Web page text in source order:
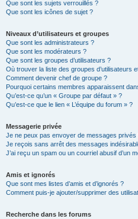
Que sont les sujets verrouillés ?
Que sont les icônes de sujet ?
Niveaux d’utilisateurs et groupes
Que sont les administrateurs ?
Que sont les modérateurs ?
Que sont les groupes d’utilisateurs ?
Où trouver la liste des groupes d’utilisateurs
Comment devenir chef de groupe ?
Pourquoi certains membres apparaissent
Qu’est-ce qu’un « Groupe par défaut » ?
Qu’est-ce que le lien « L’équipe du forum » ?
Messagerie privée
Je ne peux pas envoyer de messages privés
Je reçois sans arrêt des messages
J’ai reçu un spam ou un courriel abusif d’un
Amis et ignorés
Que sont mes listes d’amis et d’ignorés ?
Comment puis-je ajouter/supprimer des
Recherche dans les forums